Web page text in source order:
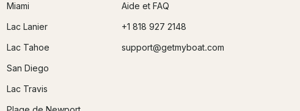
Miami
Lac Lanier
Lac Tahoe
San Diego
Lac Travis
Aide et FAQ
+1 818 927 2148
support@getmyboat.com